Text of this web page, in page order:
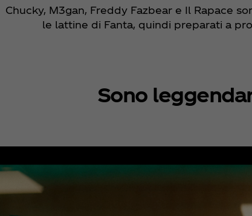
Chucky, M3gan, Freddy Fazbear e Il Rapace
le lattine di Fanta, quindi preparati a
Sono